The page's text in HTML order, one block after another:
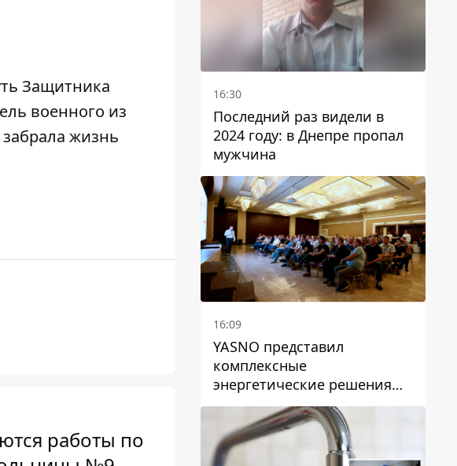
Защитника
военного из
жизнь
работы по
16:30
Последний раз видели в
2024 году: в Днепре пропал
мужчина
16:09
YASNO представил
комплексные
энергетические решения
для бизнеса в Днепре